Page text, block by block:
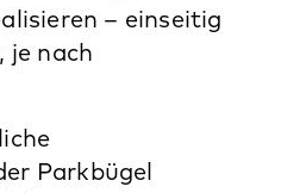
– einseitig
je nach
Parkbügel